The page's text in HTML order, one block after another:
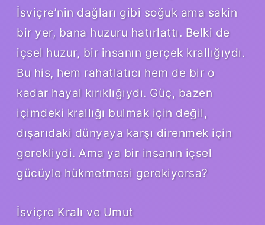
İsviçre’nin dağları gibi soğuk ama sakin
bir yer, bana huzuru hatırlattı. Belki de
içsel huzur, bir insanın gerçek krallığıydı.
Bu his, hem rahatlatıcı hem de bir o
kadar hayal kırıklığıydı. Güç, bazen
içimdeki krallığı bulmak için değil,
dışarıdaki dünyaya karşı direnmek için
gerekliydi. Ama ya bir insanın içsel
gücüyle hükmetmesi gerekiyorsa?
İsviçre Kralı ve Umut